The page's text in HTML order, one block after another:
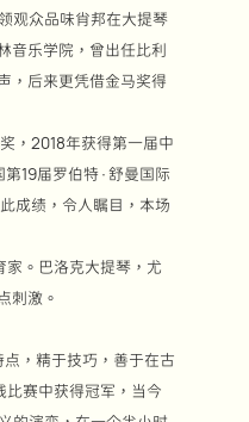
观众品味肖邦在大提琴
音乐学院，曾出任比利
，后来更凭借金马奖得
，2018年获得第一届中
19届罗伯特·舒曼国际
成绩，令人瞩目，本场
。巴洛克大提琴，尤
刺激。
，精于技巧，善于在古
赛中获得冠军，当今